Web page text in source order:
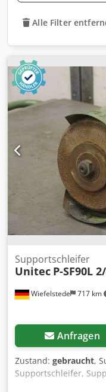
Alle Filter
Wiefelstede 717 km
Supportschleifer
Unitec P-SF90L
Anfragen
Zustand: gebraucht,
Supportschleifer,